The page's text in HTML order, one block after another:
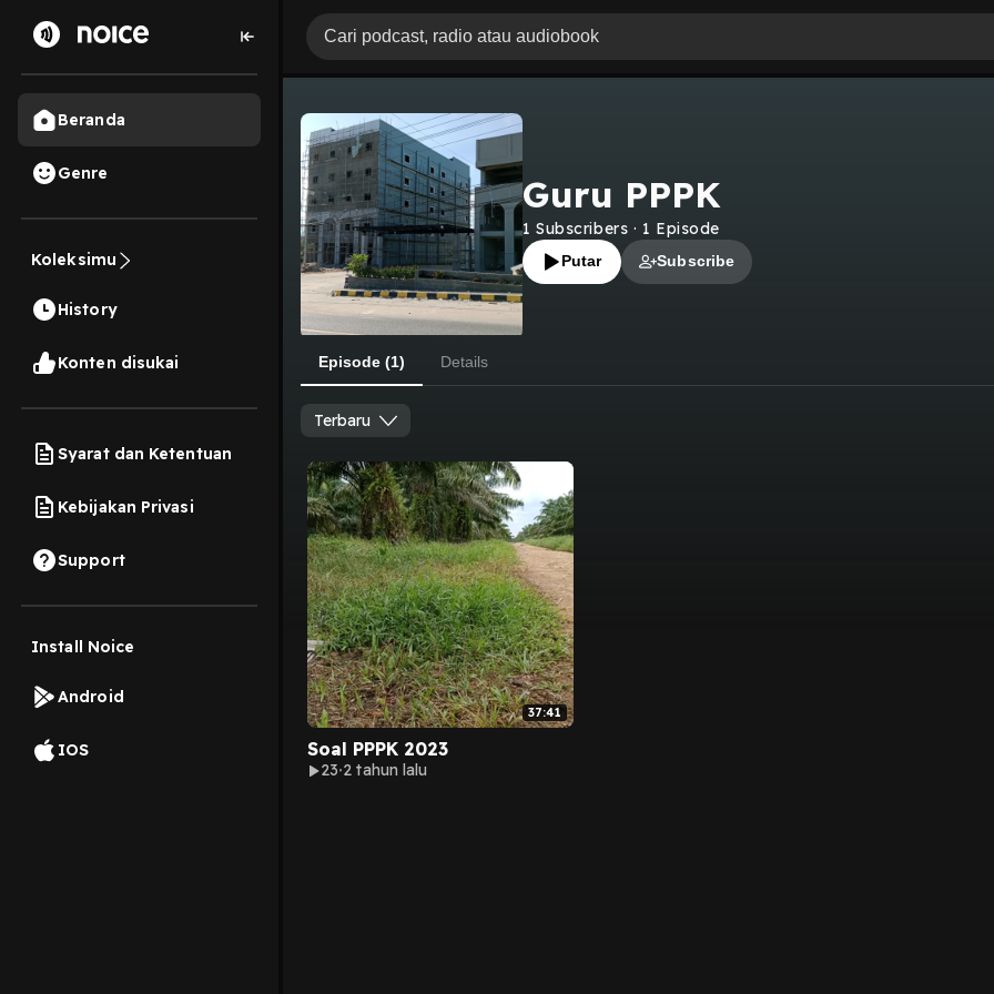
Beranda
Genre
Koleksimu
History
Konten disukai
Syarat dan Ketentuan
Kebijakan Privasi
Support
Install Noice
Android
IOS
Guru PPPK
1 Subscribers · 1 Episode
Putar Subscribe
Episode (1) Details
Terbaru
37:41
Soal PPPK 2023
23 2 tahun lalu